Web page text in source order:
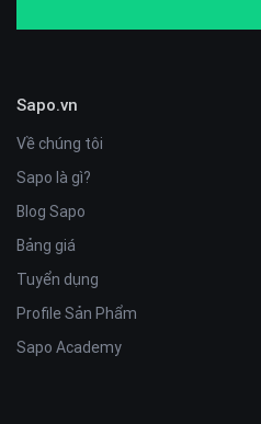
Sapo.vn
Về chúng tôi
Sapo là gì?
Blog Sapo
Bảng giá
Tuyển dụng
Profile Sản Phẩm
Sapo Academy